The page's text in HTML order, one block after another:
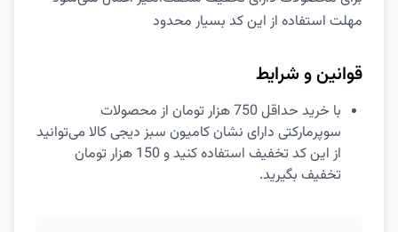
مهلت استفاده از این کد بسیار محدود
قوانین و شرایط
با خرید حداقل 750 هزار تومان از محصولات
سوپرمارکتی دارای نشان کامیون سبز دیجی کالا می‌توانید
از این کد تخفیف استفاده کنید و 150 هزار تومان
تخفیف بگیرید.